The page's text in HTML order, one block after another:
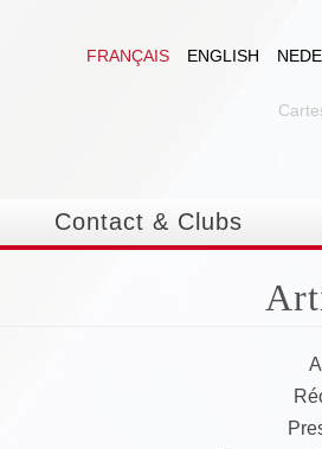
FRANÇAIS ENGLISH
Contact & Clubs